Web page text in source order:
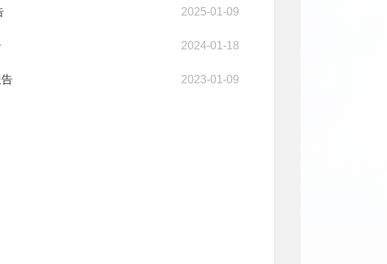
2025-01-09
2024-01-18
2023-01-09